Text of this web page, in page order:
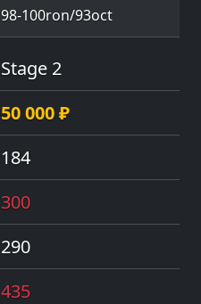
98-100ron/93oct
Stage 2
50 000 ₽
184
300
290
435